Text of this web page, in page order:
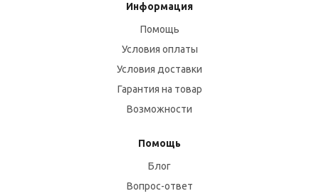
Информация
Помощь
Условия оплаты
Условия доставки
Гарантия на товар
Возможности
Помощь
Блог
Вопрос-ответ